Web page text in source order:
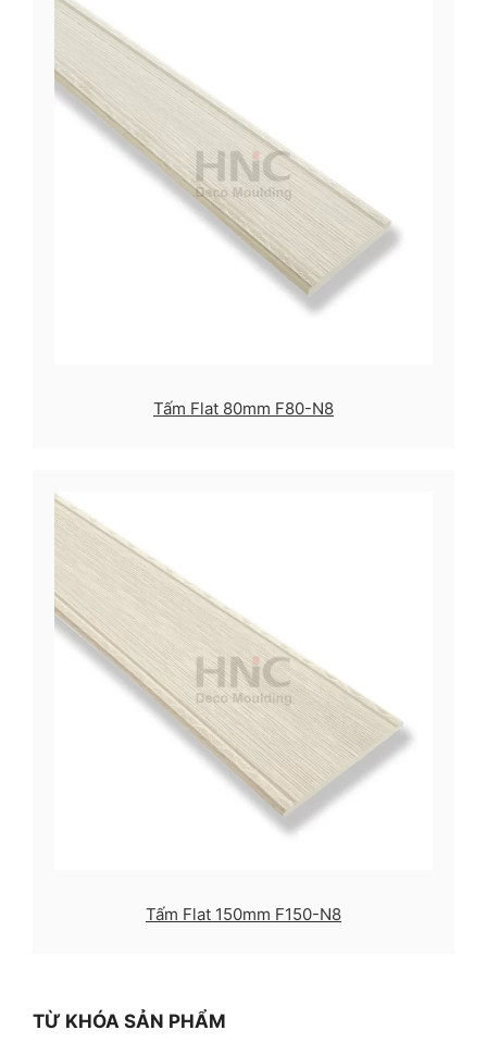
Tấm Flat 80mm F80-N8
Tấm Flat 150mm F150-N8
TỪ KHÓA SẢN PHẨM